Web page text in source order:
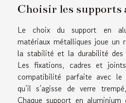
Choisir les supports
Le choix du support en
matériaux métalliques joue un
la stabilité et la durabilité des
Les fixations, cadres et
compatibilité parfaite avec
qu’il s’agisse de verre
Chaque support en aluminium